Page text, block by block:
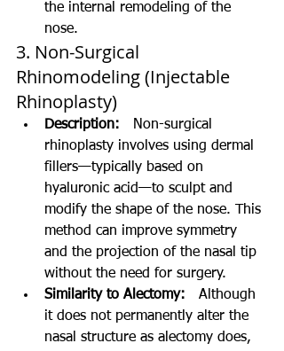
the internal remodeling of the
nose.
3. Non-Surgical
Rhinomodeling (Injectable
Rhinoplasty)
Description: Non-surgical
rhinoplasty involves using dermal
fillers—typically based on
hyaluronic acid—to sculpt and
modify the shape of the nose. This
method can improve symmetry
and the projection of the nasal tip
without the need for surgery.
Similarity to Alectomy: Although
it does not permanently alter the
nasal structure as alectomy does,